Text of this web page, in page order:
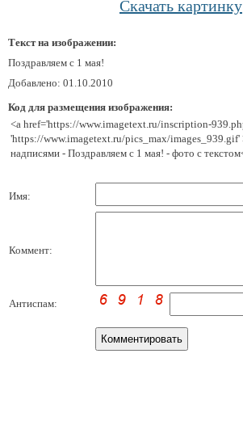
Скачать картинку
Текст на изображении:
Поздравляем с 1 мая!
Добавлено: 01.10.2010
Код для размещения изображения:
<a href='https://www.imagetext.ru/inscription-
'https://www.imagetext.ru/pics_max/images_939.gif'
надписями - Поздравляем с 1 мая! - фото с
Имя:
Коммент:
Антиспам: